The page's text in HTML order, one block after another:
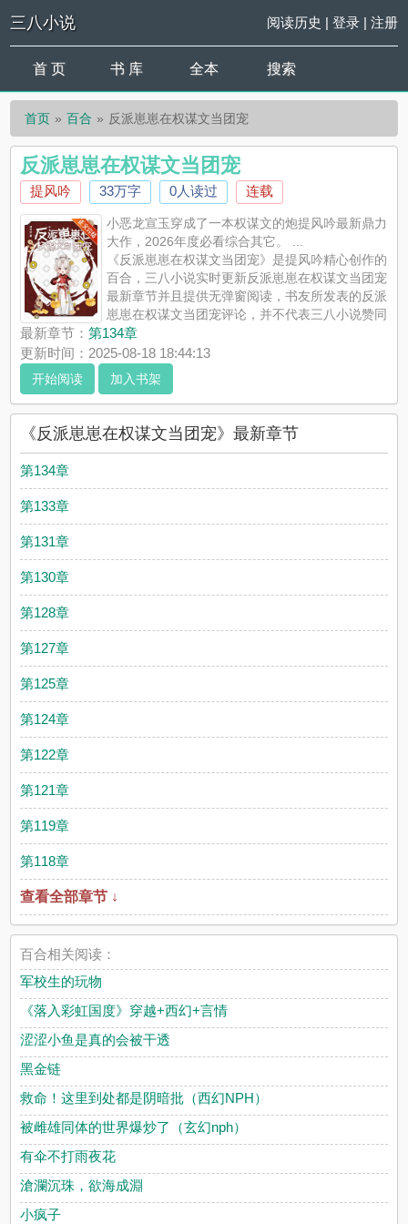
三八小说 阅读历史 | 登录| 注册
首 页 书 库 全本 搜索
首页 百合 反派崽崽在权谋文当团宠
反派崽崽在权谋文当团宠
提风吟 33万字 0人读过 连载
小恶龙宣玉穿成了一本权谋文的炮提风吟最新鼎力
大作，2026年度必看综合其它。 ...
《反派崽崽在权谋文当团宠》是提风吟精心创作的
百合，三八小说实时更新反派崽崽在权谋文当团宠
最新章节并且提供无弹窗阅读，书友所发表的反派
崽崽在权谋文当团宠评论，并不代表三八小说赞同
或者支持反派崽崽在权谋文当团宠读者的观点。
最新章节：第134章
更新时间：2025-08-18 18:44:13
开始阅读 加入书架
《反派崽崽在权谋文当团宠》最新章节
第134章
第133章
第131章
第130章
第128章
第127章
第125章
第124章
第122章
第121章
第119章
第118章
查看全部章节 ↓
百合相关阅读：
军校生的玩物
《落入彩虹国度》穿越+西幻+言情
涩涩小鱼是真的会被干透
黑金链
救命！这里到处都是阴暗批（西幻NPH）
被雌雄同体的世界爆炒了（玄幻nph）
有伞不打雨夜花
滄瀾沉珠，欲海成淵
小疯子